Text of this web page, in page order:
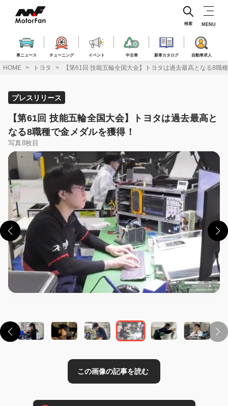
ス
車ニュース チューニング イベント 中古車 新車カタログ 自動車求人
検索 MENU
HOME トヨタ 【第61回 技能五輪全国大会】トヨタは過去最高となる8職
プレスリリース
【第61回 技能五輪全国大会】トヨタは過去最高と
なる8職種で金メダルを獲得！
写真8枚目